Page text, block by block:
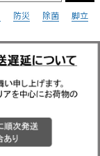
防災 除菌
脚立